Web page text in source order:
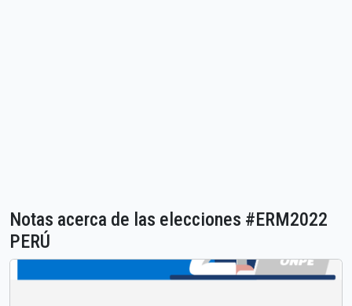
Notas acerca de las elecciones #ERM2022
PERÚ